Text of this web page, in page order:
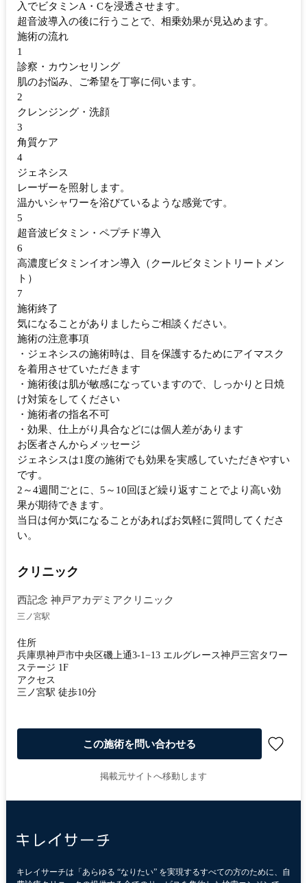
入でビタミンA・Cを浸透させます。
超音波導入の後に行うことで、相乗効果が見込めます。
施術の流れ
1
診察・カウンセリング
肌のお悩み、ご希望を丁寧に伺います。
2
クレンジング・洗顔
3
角質ケア
4
ジェネシス
レーザーを照射します。
温かいシャワーを浴びているような感覚です。
5
超音波ビタミン・ペプチド導入
6
高濃度ビタミンイオン導入（クールビタミントリートメン
ト）
7
施術終了
気になることがありましたらご相談ください。
施術の注意事項
・ジェネシスの施術時は、目を保護するためにアイマスク
を着用させていただきます
・施術後は肌が敏感になっていますので、しっかりと日焼
け対策をしてください
・施術者の指名不可
・効果、仕上がり具合などには個人差があります
お医者さんからメッセージ
ジェネシスは1度の施術でも効果を実感していただきやすい
です。
2～4週間ごとに、5～10回ほど繰り返すことでより高い効
果が期待できます。
当日は何か気になることがあればお気軽に質問してくださ
い。
クリニック
西記念 神戸アカデミアクリニック
三ノ宮駅
住所
兵庫県神戸市中央区磯上通3-1−13 エルグレース神戸三宮タワー
ステージ 1F
アクセス
三ノ宮駅 徒歩10分
この施術を問い合わせる
掲載元サイトへ移動します
キレイサーチは「あらゆる “なりたい” を実現するすべての方のために、自